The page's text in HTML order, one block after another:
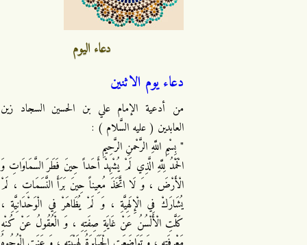
دعاء اليوم
دعاء يوم الاثنين
من أدعية الإمام علي بن الحسين السجاد زين
العابدين ( عليه السَّلام ) :
" بِسْمِ اللَّهِ الرَّحْمنِ الرَّحِيمِ
الْحَمْدُ لِلَّهِ الَّذِي لَمْ يُشْهِدْ أَحَداً حِينَ فَطَرَ السَّمَاوَاتِ وَ
الْأَرْضَ ، وَ لَا اتَّخَذَ مُعِيناً حِينَ بَرَأَ النَّسَمَاتِ ، لَمْ
يُشَارَكْ فِي الْإِلَهِيَّةِ ، وَ لَمْ يُظَاهَرْ فِي الْوَحْدَانِيَّةِ ،
كَلَّتِ الْأَلْسُنُ عَنْ غَايَةِ صِفَتِهِ ، وَ الْعُقُولُ عَنْ كُنْهِ